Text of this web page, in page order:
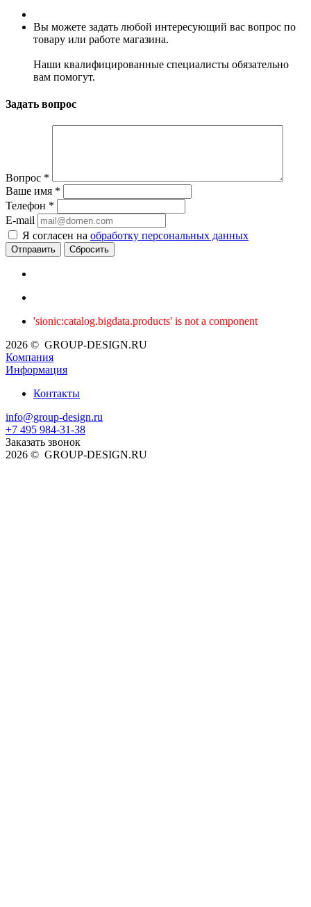
Вы можете задать любой интересующий вас вопрос по
товару или работе магазина.
Наши квалифицированные специалисты обязательно
вам помогут.
Задать вопрос
Вопрос *
Ваше имя *
Телефон *
E-mail
Я согласен на обработку персональных данных
Сбросить
'sionic:catalog.bigdata.products' is not a component
2026 © GROUP-DESIGN.RU
Компания
Информация
Контакты
info@group-design.ru
+7 495 984-31-38
Заказать звонок
2026 © GROUP-DESIGN.RU